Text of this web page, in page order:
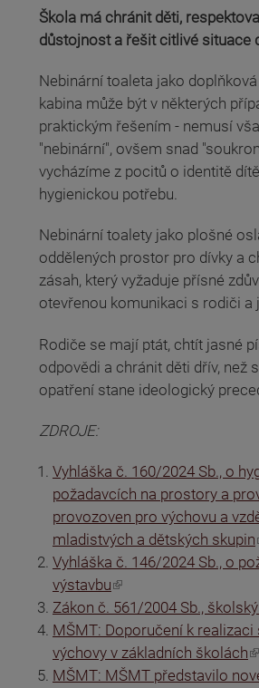
Škola má chránit děti,
důstojnost a řešit citlivé situace
Nebinární toaleta jako
kabina může být v některých
praktickým řešením - nemusí
"nebinární", ovšem snad
vycházíme z pocitů o identitě
hygienickou potřebu.
Nebinární toalety jako plošné
oddělených prostor pro dívky a
zásah, který vyžaduje přísné
otevřenou komunikaci s rodiči a
Rodiče se mají ptát, chtít jasné
odpovědi a chránit děti dřív, než
opatření stane ideologický
ZDROJE:
Vyhláška č. 160/2024 Sb., o
požadavcích na prostory a
provozoven pro výchovu a
mladistvých a dětských skupin
(odkaz je externí)
Vyhláška č. 146/2024 Sb., o
výstavbu
(odkaz je externí)
Zákon č. 561/2004 Sb.,
(odkaz je externí)
MŠMT: Doporučení k realizaci
výchovy v základních školách
(odkaz je externí)
MŠMT: MŠMT představilo